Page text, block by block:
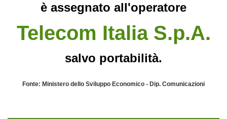
è assegnato all'operatore
Telecom Italia S.p.A.
salvo portabilità.
Fonte: Ministero dello Sviluppo Economico - Dip. Comunicazioni